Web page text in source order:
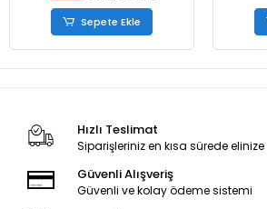
Sepete Ekle
Hızlı Teslimat
Siparişleriniz en kısa sürede elinize
Güvenli Alışveriş
Güvenli ve kolay ödeme sistemi